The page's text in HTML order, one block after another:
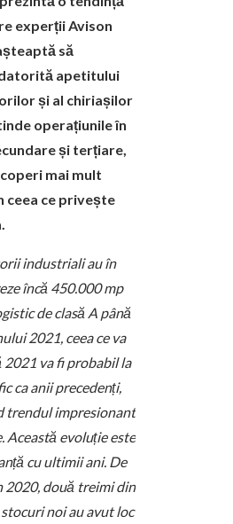
experții Avison
să
apetitului
și al chiriașilor
operațiunile în
și terțiare,
mai mult
ceea ce privește
industriali au în
încă 450.000 mp
de clasă A până
2021, ceea ce va
2021 va fi probabil la
ca anii precedenți,
trendul impresionant
Această evoluție este
cu ultimii ani. De
2020, două treimi din
noi au avut loc